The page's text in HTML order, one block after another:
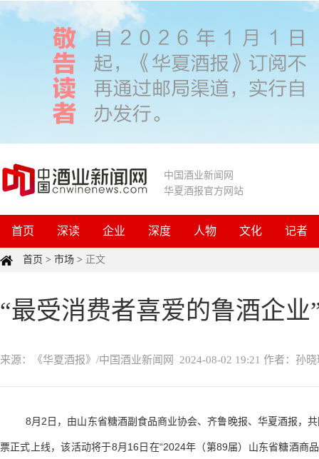
中国酒业新闻网
华夏酒报官方网站
首页 深读 企业 深度 人物 文化 记者
首页 > 市场 > 正文
“最受消费者喜爱的鲁酒企
来源：《华夏酒报》/中国酒业新闻网 2024-08-02 19:21 作者：孙晓
8月2日，由山东省糖酒副食品商业协会、齐鲁晚报、华夏酒报，
票正式上线，该活动将于8月16日在“2024年（第89届）山东省糖酒商